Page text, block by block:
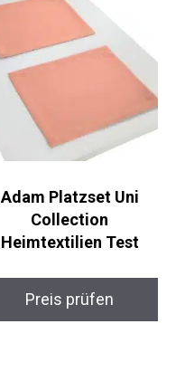
Adam Platzset Uni
Collection
Heimtextilien Test
Preis prüfen